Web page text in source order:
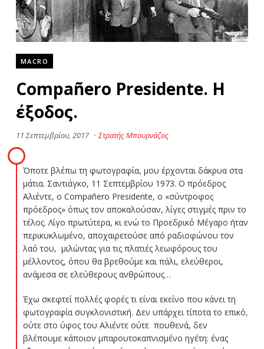
MACRO
Compañero Presidente. Η
έξοδος.
11 Σεπτεμβρίου, 2017 · Στρατής Μπουρνάζος
Όποτε βλέπω τη φωτογραφία, μου έρχονται δάκρυα στα
μάτια. Σαντιάγκο, 11 Σεπτεμβρίου 1973. Ο πρόεδρος
Αλιέντε, ο Compañero Presidente, o «σύντροφος
πρόεδρος» όπως τον αποκαλούσαν, λίγες στιγμές πριν το
τέλος. Λίγο πρωτύτερα, κι ενώ το Προεδρικό Μέγαρο ήταν
περικυκλωμένο, αποχαιρετούσε από ραδιοφώνου τον
λαό του, μιλώντας για τις πλατιές λεωφόρους του
μέλλοντος, όπου θα βρεθούμε και πάλι, ελεύθεροι,
ανάμεσα σε ελεύθερους ανθρώπους…
Έχω σκεφτεί πολλές φορές τι είναι εκείνο που κάνει τη
φωτογραφία συγκλονιστική. Δεν υπάρχει τίποτα το επικό,
ούτε στο ύφος του Αλιέντε ούτε πουθενά, δεν
βλέπουμε κάποιον μπαρουτοκαπνισμένο ηγέτη: ένας